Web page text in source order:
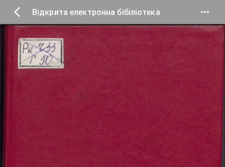
Відкрита електронна бібіліотека